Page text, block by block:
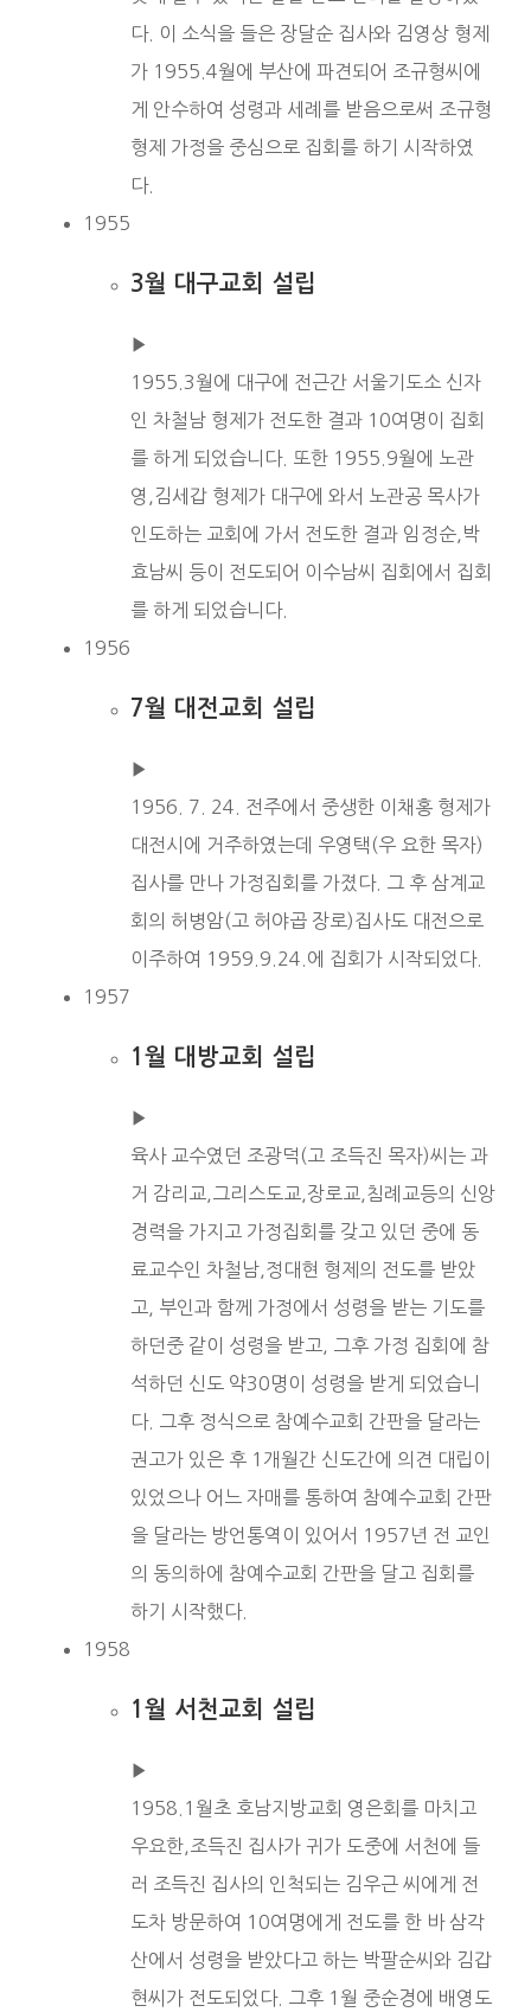
다. 이 소식을 들은 장달순 집사와 김영상 형제
가 1955.4월에 부산에 파견되어 조규형씨에
게 안수하여 성령과 세례를 받음으로써 조규형
형제 가정을 중심으로 집회를 하기 시작하였
다.
1955
3월 대구교회 설립
▶︎
1955.3월에 대구에 전근간 서울기도소 신자
인 차철남 형제가 전도한 결과 10여명이 집회
를 하게 되었습니다. 또한 1955.9월에 노관
영,김세갑 형제가 대구에 와서 노관공 목사가
인도하는 교회에 가서 전도한 결과 임정순,박
효남씨 등이 전도되어 이수남씨 집회에서 집회
를 하게 되었습니다.
1956
7월 대전교회 설립
▶︎
1956. 7. 24. 전주에서 중생한 이채홍 형제가
대전시에 거주하였는데 우영택(우 요한 목자)
집사를 만나 가정집회를 가졌다. 그 후 삼계교
회의 허병암(고 허야곱 장로)집사도 대전으로
이주하여 1959.9.24.에 집회가 시작되었다.
1957
1월 대방교회 설립
▶︎
육사 교수였던 조광덕(고 조득진 목자)씨는 과
거 감리교,그리스도교,장로교,침례교등의 신앙
경력을 가지고 가정집회를 갖고 있던 중에 동
료교수인 차철남,정대현 형제의 전도를 받았
고, 부인과 함께 가정에서 성령을 받는 기도를
하던중 같이 성령을 받고, 그후 가정 집회에 참
석하던 신도 약30명이 성령을 받게 되었습니
다. 그후 정식으로 참예수교회 간판을 달라는
권고가 있은 후 1개월간 신도간에 의견 대립이
있었으나 어느 자매를 통하여 참예수교회 간판
을 달라는 방언통역이 있어서 1957년 전 교인
의 동의하에 참예수교회 간판을 달고 집회를
하기 시작했다.
1958
1월 서천교회 설립
▶︎
1958.1월초 호남지방교회 영은회를 마치고
우요한,조득진 집사가 귀가 도중에 서천에 들
러 조득진 집사의 인척되는 김우근 씨에게 전
도차 방문하여 10여명에게 전도를 한 바 삼각
산에서 성령을 받았다고 하는 박팔순씨와 김갑
현씨가 전도되었다. 그후 1월 중순경에 배영도